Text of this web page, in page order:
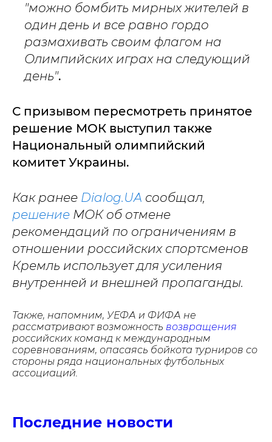
"можно бомбить мирных жителей в
один день и все равно гордо
размахивать своим флагом на
Олимпийских играх на следующий
день".
С призывом пересмотреть принятое
решение МОК выступил также
Национальный олимпийский
комитет Украины.
Как ранее Dialog.UA сообщал,
решение МОК об отмене
рекомендаций по ограничениям в
отношении российских спортсменов
Кремль использует для усиления
внутренней и внешней пропаганды.
Также, напомним, УЕФА и ФИФА не
рассматривают возможность возвращения
российских команд к международным
соревнованиям, опасаясь бойкота турниров со
стороны ряда национальных футбольных
ассоциаций.
Последние новости